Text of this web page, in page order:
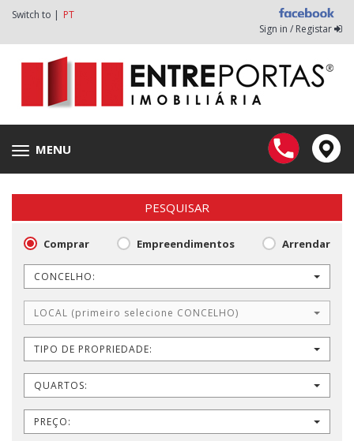
Switch to | PT
Sign in / Registar
Toggle
navigation
MENU
PESQUISAR
Comprar Empreendimentos Arrendar
CONCELHO:
LOCAL (primeiro selecione CONCELHO)
TIPO DE PROPRIEDADE:
QUARTOS:
PREÇO: